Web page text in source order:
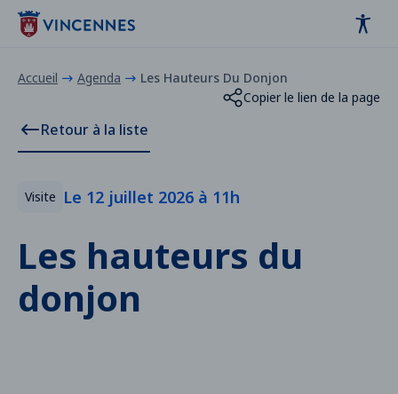
contenu
Accueil Agenda
Les Hauteurs Du Donjon
Copier le lien de la page
Retour à la liste
Visite Le 12 juillet 2026 à 11h
Les hauteurs du
donjon
Panneau de gestion des cookies